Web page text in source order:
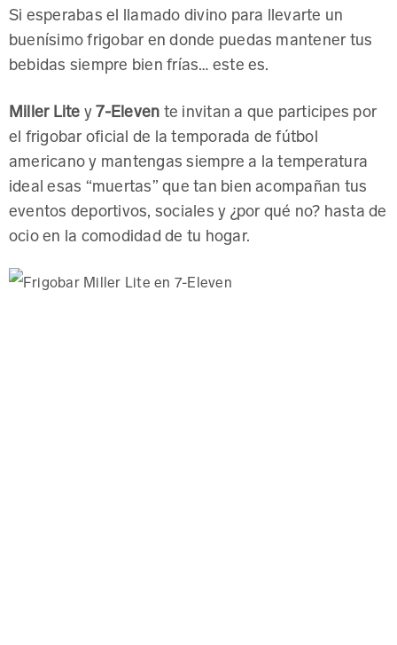
Si esperabas el llamado divino para llevarte un
buenísimo frigobar en donde puedas mantener tus
bebidas siempre bien frías… este es.
Miller Lite y7-Eleven te invitan a que participes por
el frigobar oficial de la temporada de fútbol
americano y mantengas siempre a la temperatura
ideal esas “muertas” que tan bien acompañan tus
eventos deportivos, sociales y ¿por qué no? hasta de
ocio en la comodidad de tu hogar.